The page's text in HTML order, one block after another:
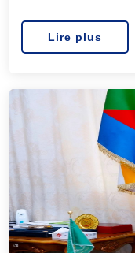
Lire plus